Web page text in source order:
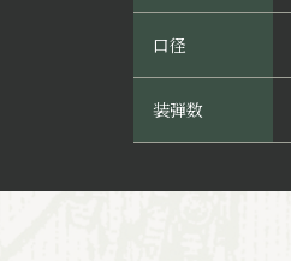
口径
装弾数